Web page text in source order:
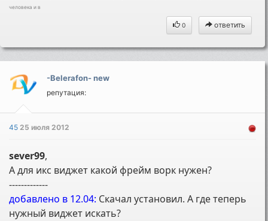
человека и в
0 ответить
-Belerafon- new
репутация:
4525 июля 2012
sever99,
А для икс виджет какой фрейм ворк нужен?
-------------
добавлено в 12.04: Скачал установил. А где теперь
нужный виджет искать?